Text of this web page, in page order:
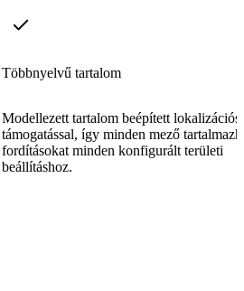
Többnyelvű tartalom
Modellezett tartalom beépített lokalizációs
támogatással, így minden mező
fordításokat minden konfigurált területi
beállításhoz.